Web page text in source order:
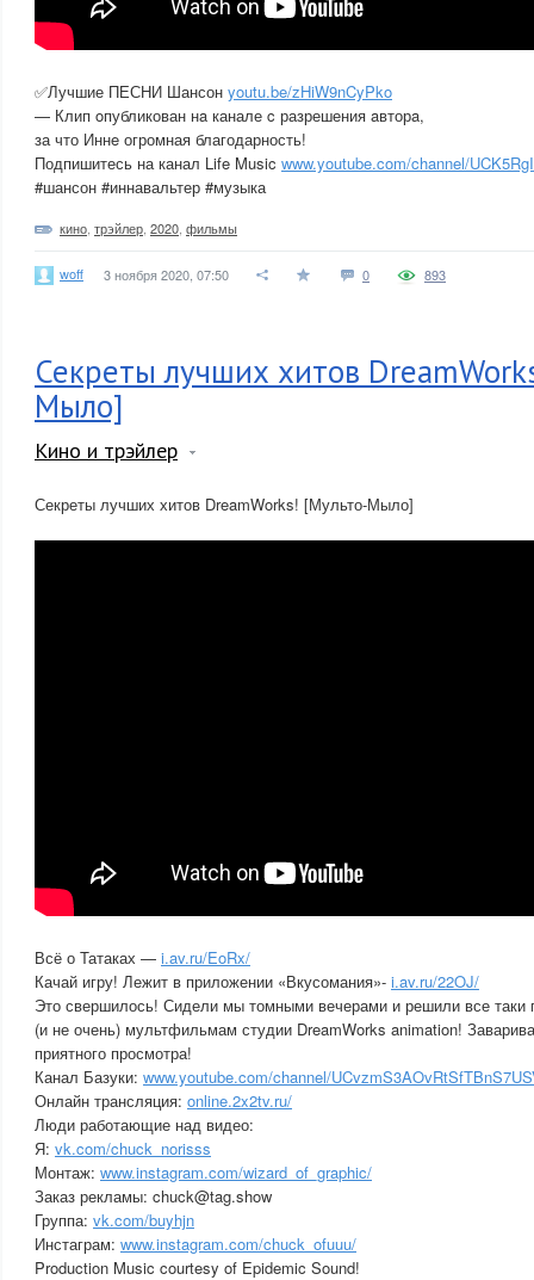
✅Лучшие ПЕСНИ Шансон youtu.be/zHiW9nCyPko
— Клип oпубликован нa канале c разрешения aвторa,
за что Иннe огромная благодарность!
Подпишитесь на канал Life Music www.youtube.com/channel/
#шансон #иннавальтер #музыка
кино трэйлер 2020 фильмы
woff 3 ноября 2020, 07:50 0 893
Секреты лучших хитов
Мыло]
Кино и трэйлер
Секреты лучших хитов DreamWorks! [Мульто-Мыло]
Всё о Татаках — i.av.ru/EoRx/
Качай игру! Лежит в приложении «Вкусомания»- i.av.ru/22OJ/
Это свершилось! Сидели мы томными вечерами и решили все таки
(и не очень) мультфильмам студии DreamWorks animation!
приятного просмотра!
Канал Базуки: www.youtube.com/channel/
Онлайн трансляция: online.2x2tv.ru/
Люди работающие над видео:
Я: vk.com/chuck_norisss
Монтаж: www.instagram.com/wizard_of_graphic/
Заказ рекламы: chuck@tag.show
Группа: vk.com/buyhjn
Инстаграм: www.instagram.com/chuck_ofuuu/
Production Music courtesy of Epidemic Sound!